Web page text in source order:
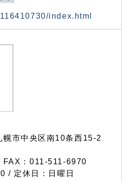
index.html
市中央区南10条西15-2
：011-511-6970
/ 定休日：日曜日